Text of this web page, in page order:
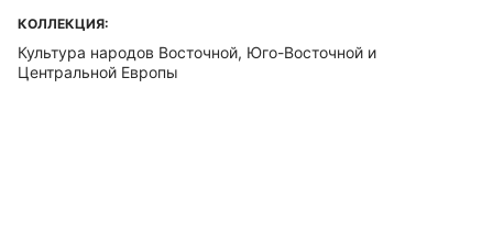
КОЛЛЕКЦИЯ:
Культура народов Восточной, Юго-Восточной и
Центральной Европы